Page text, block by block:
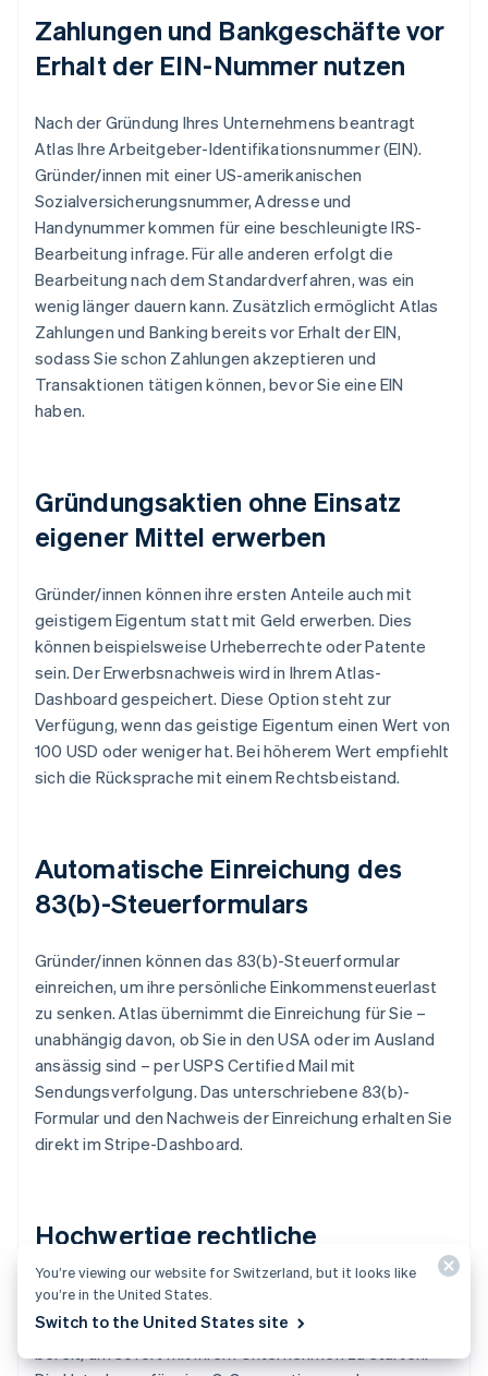
Zahlungen und Bankgeschäfte vor
Erhalt der EIN-Nummer nutzen
Nach der Gründung Ihres Unternehmens beantragt
Atlas Ihre Arbeitgeber-Identifikationsnummer (EIN).
Gründer/innen mit einer US-amerikanischen
Sozialversicherungsnummer, Adresse und
Handynummer kommen für eine beschleunigte IRS-
Bearbeitung infrage. Für alle anderen erfolgt die
Bearbeitung nach dem Standardverfahren, was ein
wenig länger dauern kann. Zusätzlich ermöglicht Atlas
Zahlungen und Banking bereits vor Erhalt der EIN,
sodass Sie schon Zahlungen akzeptieren und
Transaktionen tätigen können, bevor Sie eine EIN
haben.
Gründungsaktien ohne Einsatz
eigener Mittel erwerben
Gründer/innen können ihre ersten Anteile auch mit
geistigem Eigentum statt mit Geld erwerben. Dies
können beispielsweise Urheberrechte oder Patente
sein. Der Erwerbsnachweis wird in Ihrem Atlas-
Dashboard gespeichert. Diese Option steht zur
Verfügung, wenn das geistige Eigentum einen Wert von
100 USD oder weniger hat. Bei höherem Wert empfiehlt
sich die Rücksprache mit einem Rechtsbeistand.
Automatische Einreichung des
83(b)-Steuerformulars
Gründer/innen können das 83(b)-Steuerformular
einreichen, um ihre persönliche Einkommensteuerlast
zu senken. Atlas übernimmt die Einreichung für Sie –
unabhängig davon, ob Sie in den USA oder im Ausland
ansässig sind – per USPS Certified Mail mit
Sendungsverfolgung. Das unterschriebene 83(b)-
Formular und den Nachweis der Einreichung erhalten Sie
direkt im Stripe-Dashboard.
Hochwertige rechtliche
Unternehmensdokumente
Atlas stellt alle notwendigenRechtsdokumente
bereit, um sofort mit Ihrem Unternehmen zu starten.
You’re viewing our website for Switzerland, but it looks like
you’re in the United States.
Switch to the United States site